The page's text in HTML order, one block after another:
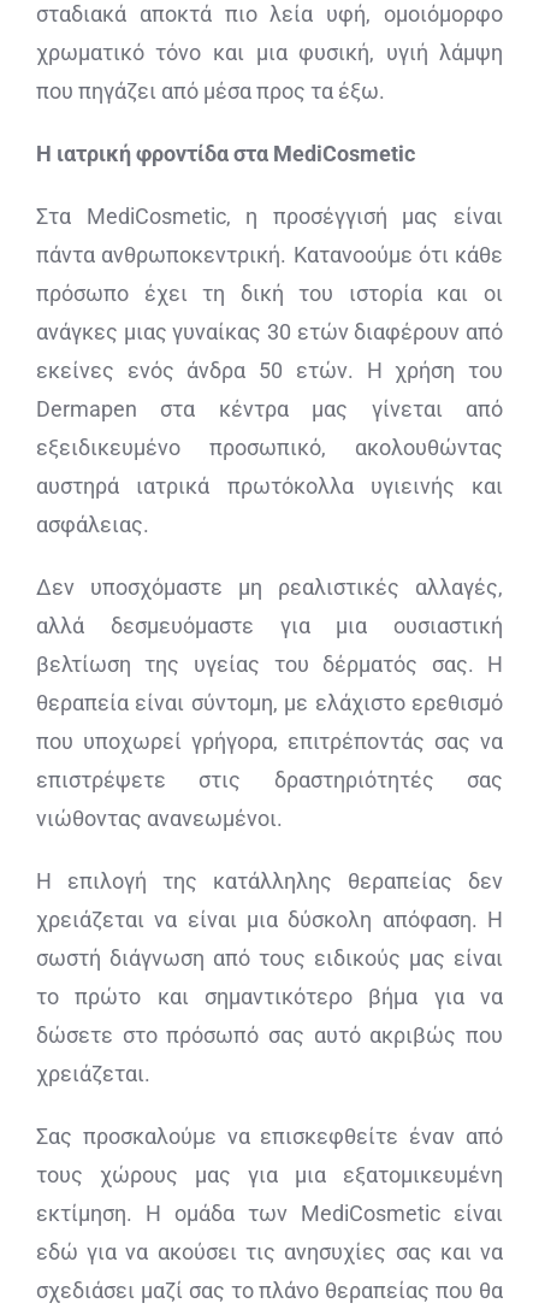
σταδιακά αποκτά πιο λεία υφή, ομοιόμορφο
χρωματικό τόνο και μια φυσική, υγιή λάμψη
που πηγάζει από μέσα προς τα έξω.
Η ιατρική φροντίδα στα MediCosmetic
Στα MediCosmetic, η προσέγγισή μας είναι
πάντα ανθρωποκεντρική. Κατανοούμε ότι κάθε
πρόσωπο έχει τη δική του ιστορία και οι
ανάγκες μιας γυναίκας 30 ετών διαφέρουν από
εκείνες ενός άνδρα 50 ετών. Η χρήση του
Dermapen στα κέντρα μας γίνεται από
εξειδικευμένο προσωπικό, ακολουθώντας
αυστηρά ιατρικά πρωτόκολλα υγιεινής και
ασφάλειας.
Δεν υποσχόμαστε μη ρεαλιστικές αλλαγές,
αλλά δεσμευόμαστε για μια ουσιαστική
βελτίωση της υγείας του δέρματός σας. Η
θεραπεία είναι σύντομη, με ελάχιστο ερεθισμό
που υποχωρεί γρήγορα, επιτρέποντάς σας να
επιστρέψετε στις δραστηριότητές σας
νιώθοντας ανανεωμένοι.
Η επιλογή της κατάλληλης θεραπείας δεν
χρειάζεται να είναι μια δύσκολη απόφαση. Η
σωστή διάγνωση από τους ειδικούς μας είναι
το πρώτο και σημαντικότερο βήμα για να
δώσετε στο πρόσωπό σας αυτό ακριβώς που
χρειάζεται.
Σας προσκαλούμε να επισκεφθείτε έναν από
τους χώρους μας για μια εξατομικευμένη
εκτίμηση. Η ομάδα των MediCosmetic είναι
εδώ για να ακούσει τις ανησυχίες σας και να
σχεδιάσει μαζί σας το πλάνο θεραπείας που θα